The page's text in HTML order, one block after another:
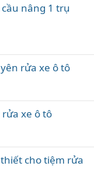
nâng 1 trụ
rửa xe ô tô
xe ô tô
cho tiệm rửa